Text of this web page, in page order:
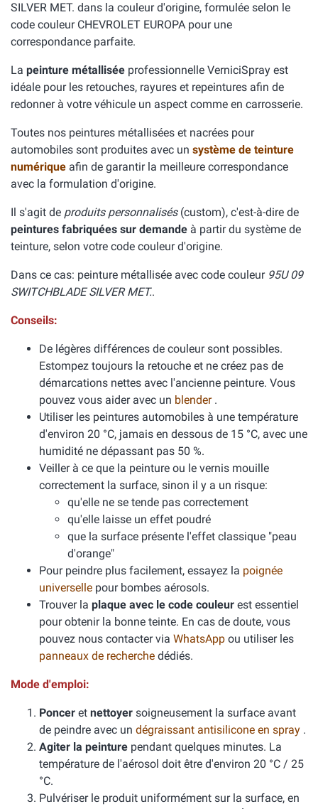
SILVER MET. dans la couleur d'origine, formulée selon le
code couleur CHEVROLET EUROPA pour une
correspondance parfaite.
La peinture métallisée professionnelle VerniciSpray est
idéale pour les retouches, rayures et repeintures afin de
redonner à votre véhicule un aspect comme en carrosserie.
Toutes nos peintures métallisées et nacrées pour
automobiles sont produites avec un système de teinture
numérique afin de garantir la meilleure correspondance
avec la formulation d'origine.
Il s'agit de produits personnalisés(custom), c'est-à-dire de
peintures fabriquées sur demande à partir du système de
teinture, selon votre code couleur d'origine.
Dans ce cas: peinture métallisée avec code couleur 95U 09
SWITCHBLADE SILVER MET..
Conseils:
De légères différences de couleur sont possibles.
Estompez toujours la retouche et ne créez pas de
démarcations nettes avec l'ancienne peinture. Vous
pouvez vous aider avec un blender .
Utiliser les peintures automobiles à une température
d'environ 20 °C, jamais en dessous de 15 °C, avec une
humidité ne dépassant pas 50 %.
Veiller à ce que la peinture ou le vernis mouille
correctement la surface, sinon il y a un risque:
qu'elle ne se tende pas correctement
qu'elle laisse un effet poudré
que la surface présente l'effet classique "peau
d'orange"
Pour peindre plus facilement, essayez la poignée
universelle pour bombes aérosols.
Trouver la plaque avec le code couleur est essentiel
pour obtenir la bonne teinte. En cas de doute, vous
pouvez nous contacter via WhatsApp ou utiliser les
panneaux de recherche dédiés.
Mode d'emploi:
Poncer et nettoyer soigneusement la surface avant
de peindre avec un dégraissant antisilicone en spray .
Agiter la peinture pendant quelques minutes. La
température de l'aérosol doit être d'environ 20 °C / 25
°C.
Pulvériser le produit uniformément sur la surface, en